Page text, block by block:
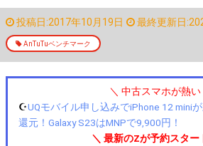
投稿日:2017年10月19日 最終更新日
AnTuTuベンチマーク
＼ 中古スマホが熱い
☪️UQモバイル申し込みでiPhone 12 mini
還元！Galaxy S23はMNPで9,900円！
＼ 最新のZが予約スター